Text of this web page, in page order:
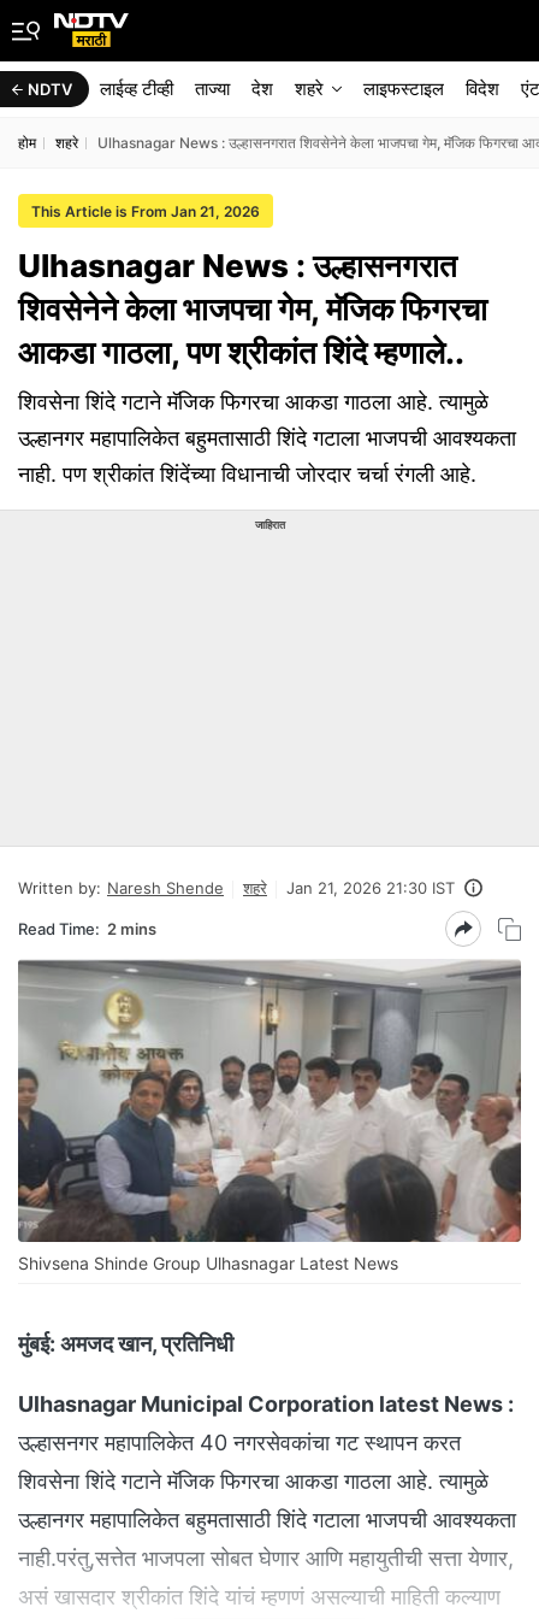
NDTV लाईव्ह टीव्ही ताज्या देश शहरे लाइफस्टाइल विदेश
होम शहरे Ulhasnagar News : उल्हासनगरात शिवसेनेने केला भाजपचा गेम, मॅजिक फिगरचा
This Article is From Jan 21, 2026
Ulhasnagar News : उल्हासनगरात
शिवसेनेने केला भाजपचा गेम, मॅजिक फिगरचा
आकडा गाठला, पण श्रीकांत शिंदे म्हणाले..
शिवसेना शिंदे गटाने मॅजिक फिगरचा आकडा गाठला आहे. त्यामुळे
उल्हानगर महापालिकेत बहुमतासाठी शिंदे गटाला भाजपची आवश्यकता
नाही. पण श्रीकांत शिंदेंच्या विधानाची जोरदार चर्चा रंगली आहे.
जाहिरात
Written by: Naresh Shende शहरे Jan 21, 2026 21:30 IST
Read Time: 2 mins
Shivsena Shinde Group Ulhasnagar Latest News
मुंबई: अमजद खान, प्रतिनिधी
Ulhasnagar Municipal Corporation latest News :
उल्हासनगर महापालिकेत 40 नगरसेवकांचा गट स्थापन करत
शिवसेना शिंदे गटाने मॅजिक फिगरचा आकडा गाठला आहे. त्यामुळे
उल्हानगर महापालिकेत बहुमतासाठी शिंदे गटाला भाजपची आवश्यकता
नाही.परंतु,सत्तेत भाजपला सोबत घेणार आणि महायुतीची सत्ता येणार,
असं खासदार श्रीकांत शिंदे यांचं म्हणणं असल्याची माहिती कल्याण